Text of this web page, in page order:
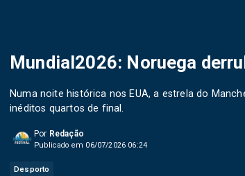
Mundial2026: Noruega
Numa noite histórica nos EUA, a estrela do
inéditos quartos de final.
Por Redação
Publicado em 06/07/2026 06:24
Desporto